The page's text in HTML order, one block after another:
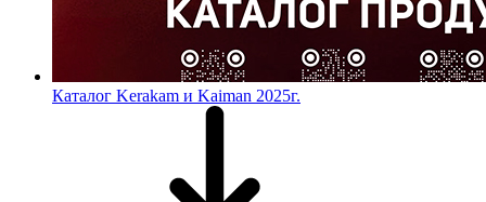
Каталог Kerakam и Kaiman 2025г.